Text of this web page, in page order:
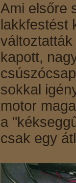
Ami elsőre
lakkfestést
kapott,
sokkal
motor
a
csak egy